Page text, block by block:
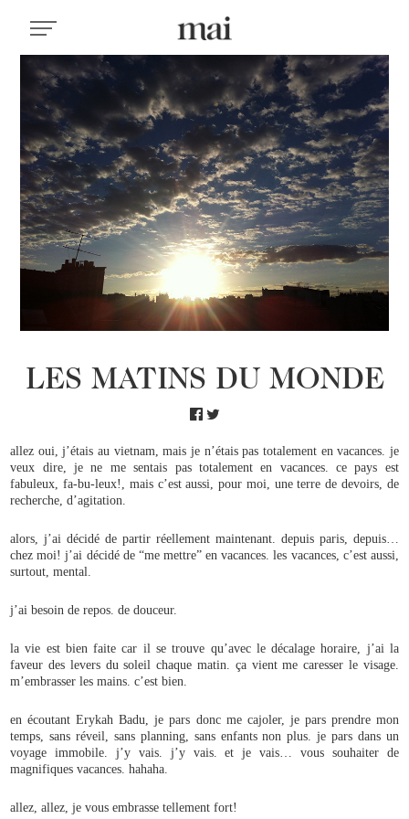
LES MATINS DU MONDE
allez oui, j’étais au vietnam, mais je n’étais pas totalement en vacances. je
veux dire, je ne me sentais pas totalement en vacances. ce pays est
fabuleux, fa-bu-leux!, mais c’est aussi, pour moi, une terre de devoirs, de
recherche, d’agitation.
alors, j’ai décidé de partir réellement maintenant. depuis paris, depuis…
chez moi! j’ai décidé de “me mettre” en vacances. les vacances, c’est aussi,
surtout, mental.
j’ai besoin de repos. de douceur.
la vie est bien faite car il se trouve qu’avec le décalage horaire, j’ai la
faveur des levers du soleil chaque matin. ça vient me caresser le visage.
m’embrasser les mains. c’est bien.
en écoutant Erykah Badu, je pars donc me cajoler, je pars prendre mon
temps, sans réveil, sans planning, sans enfants non plus. je pars dans un
voyage immobile. j’y vais. j’y vais. et je vais… vous souhaiter de
magnifiques vacances. hahaha.
allez, allez, je vous embrasse tellement fort!